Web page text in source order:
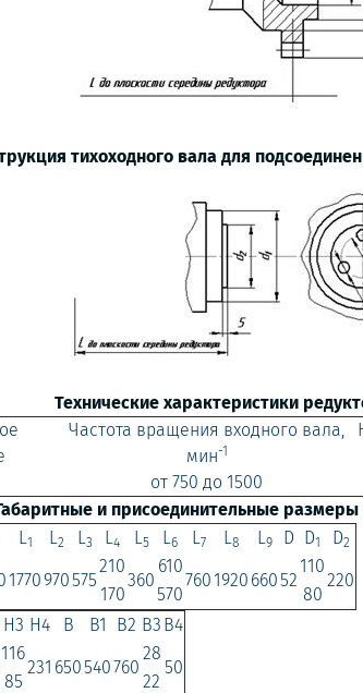
тихоходного вала для
Технические характеристики
Частота вращения входного вала,
мин-1
от 750 до 1500
и присоединительные
L1 L2 L3 L4 L5 L6 L7 L8 L9 D D1 D2
1770970575
210
360
610
7601920 66052
110
220
170 570
80
H3 H4 B B1 B2 B3 B4
116
231 650540760
28
50
85
22